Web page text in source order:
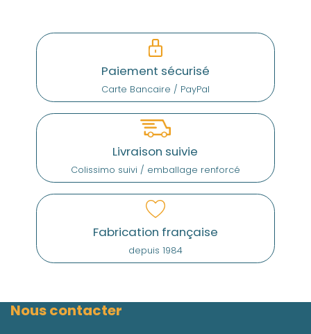
Paiement sécurisé
Carte Bancaire / PayPal
Livraison suivie
Colissimo suivi / emballage renforcé
Fabrication française
depuis 1984
Nous contacter